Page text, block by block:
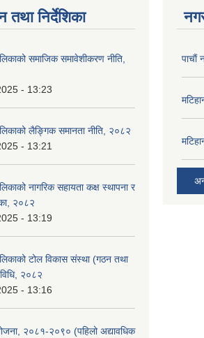
निर्देशिका
समाजिक समावेशीकरण नीति,
- 13:23
लैङ्गिक समानता नीति, २०८२
- 13:21
नागरिक सहायता कक्ष स्थापना र
२०८२
- 13:19
टोल विकास संस्था (गठन तथा
२०८२
- 13:16
२०८१-२०९० ‌‍(पहिलो अद्यावधिक
पाचाैं